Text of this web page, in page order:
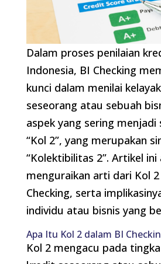
Dalam proses penilaian
Indonesia, BI Checking
kunci dalam menilai
seseorang atau sebuah
aspek yang sering
“Kol 2”, yang merupakan
“Kolektibilitas 2”. Artikel ini
menguraikan arti dari Kol
Checking, serta
individu atau bisnis yang
Apa Itu Kol 2 dalam BI
Kol 2 mengacu pada